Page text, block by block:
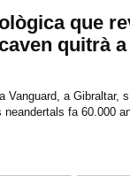
que
quitrà
a Gibraltar,
fa 60.000